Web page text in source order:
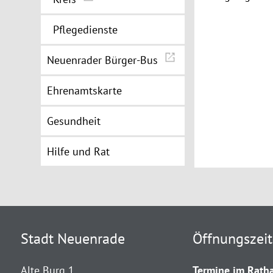
Pflegedienste
Neuenrader Bürger-Bus
Ehrenamtskarte
Gesundheit
Hilfe und Rat
Stadt Neuenrade